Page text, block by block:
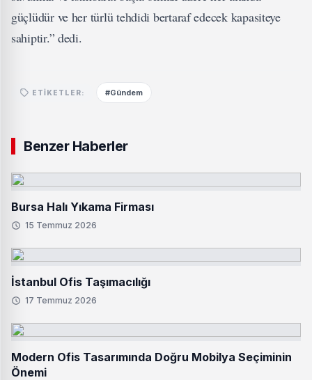
güçlüdür ve her türlü tehdidi bertaraf edecek kapasiteye
sahiptir.” dedi.
ETIKETLER: #Gündem
Benzer Haberler
Bursa Halı Yıkama Firması
15 Temmuz 2026
İstanbul Ofis Taşımacılığı
17 Temmuz 2026
Modern Ofis Tasarımında Doğru Mobilya Seçiminin
Önemi